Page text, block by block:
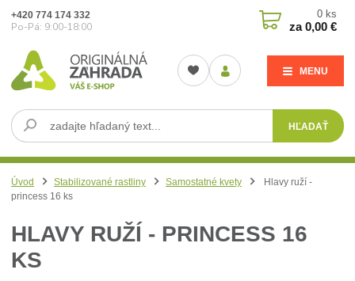
MENU
HĽADAŤ
+420 774 174 332
Po-Pá: 9:00-18:00
0 ks
za0,00 €
Úvod Stabilizované rastliny Samostatné kvety
Hlavy ruží -
princess 16 ks
HLAVY RUŽÍ - PRINCESS 16
KS